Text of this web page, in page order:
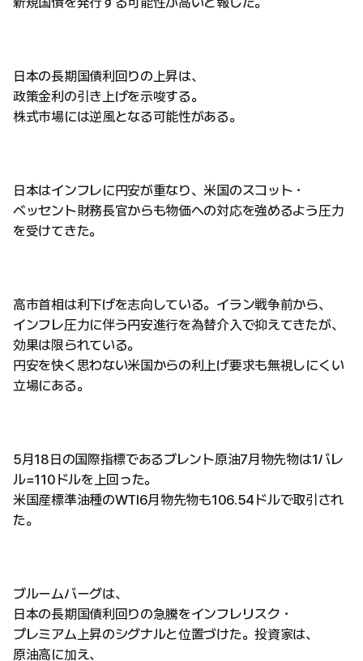
日本の長期国債利回りの上昇は、
政策金利の引き上げを示唆する。
株式市場には逆風となる可能性がある。
日本はインフレに円安が重なり、米国のスコット・
ベッセント財務長官からも物価への対応を強めるよう圧力
を受けてきた。
高市首相は利下げを志向している。イラン戦争前から、
インフレ圧力に伴う円安進行を為替介入で抑えてきたが、
効果は限られている。
円安を快く思わない米国からの利上げ要求も無視しにくい
立場にある。
5月18日の国際指標であるブレント原油7月物先物は1バレ
ル=110ドルを上回った。
米国産標準油種のWTI6月物先物も106.54ドルで取引され
た。
ブルームバーグは、
日本の長期国債利回りの急騰をインフレリスク・
プレミアム上昇のシグナルと位置づけた。投資家は、
原油高に加え、